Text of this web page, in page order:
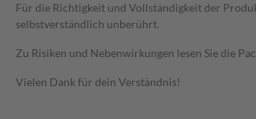
Für die Richtigkeit und Vollständigkeit der
selbstverständlich unberührt.
Zu Risiken und Nebenwirkungen lesen Sie die
Vielen Dank für dein Verständnis!